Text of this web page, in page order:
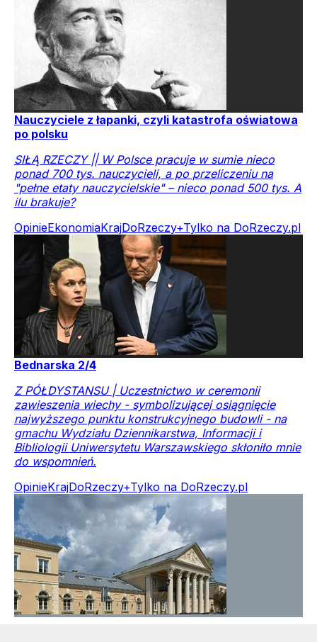
Nauczyciele z łapanki, czyli katastrofa oświatowa
po polsku
SIŁĄ RZECZY || W Polsce pracuje w sumie nieco
ponad 700 tys. nauczycieli, a po przeliczeniu na
"pełne etaty nauczycielskie" – nieco ponad 500 tys. A
ilu brakuje?
OpinieEkonomiaKrajDoRzeczy+Tylko na DoRzeczy.pl
Bednarska 2/4
Z PÓŁDYSTANSU | Uczestnictwo w ceremonii
zawieszenia wiechy - symbolizującej osiągnięcie
najwyższego punktu konstrukcyjnego budowli - na
gmachu Wydziału Dziennikarstwa, Informacji i
Bibliologii Uniwersytetu Warszawskiego skłoniło mnie
do wspomnień.
OpinieKrajDoRzeczy+Tylko na DoRzeczy.pl